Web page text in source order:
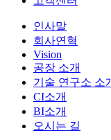
인사말
회사연혁
Vision
공장 소개
기술 연구소 소
CI소개
BI소개
오시는 길